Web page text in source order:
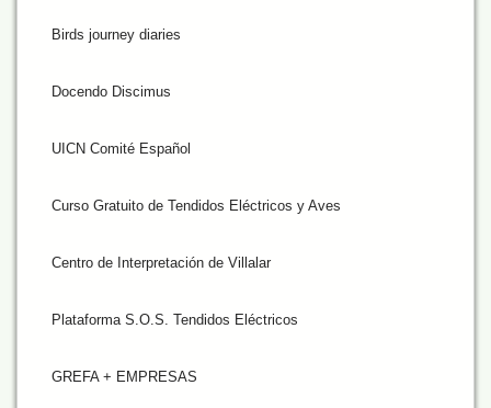
Birds journey diaries
Docendo Discimus
UICN Comité Español
Curso Gratuito de Tendidos Eléctricos y Aves
Centro de Interpretación de Villalar
Plataforma S.O.S. Tendidos Eléctricos
GREFA + EMPRESAS